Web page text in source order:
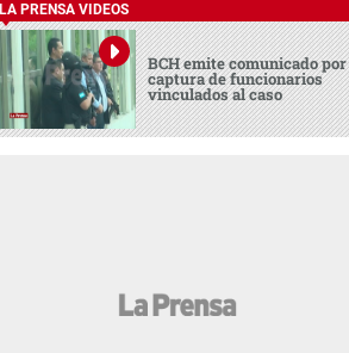
LA PRENSA VIDEOS
BCH emite comunicado por
captura de funcionarios
vinculados al caso